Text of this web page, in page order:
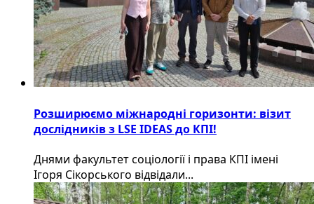
Розширюємо міжнародні горизонти: візит
дослідників з LSE IDEAS до КПІ!
Днями факультет соціології і права КПІ імені
Ігоря Сікорського відвідали...